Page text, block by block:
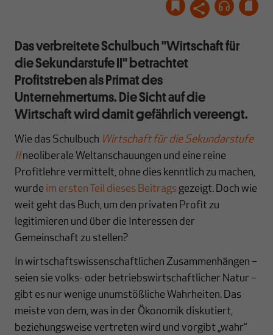
Das verbreitete Schulbuch "Wirtschaft für
die Sekundarstufe II" betrachtet
Profitstreben als Primat des
Unternehmertums. Die Sicht auf die
Wirtschaft wird damit gefährlich vereengt.
Wie das Schulbuch Wirtschaft für die Sekundarstufe
IIneoliberale Weltanschauungen und eine reine
Profitlehre vermittelt, ohne dies kenntlich zu machen,
wurde im ersten Teil dieses Beitragsgezeigt. Doch wie
weit geht das Buch, um den privaten Profit zu
legitimieren und über die Interessen der
Gemeinschaft zu stellen?
In wirtschaftswissenschaftlichen Zusammenhängen –
seien sie volks- oder betriebswirtschaftlicher Natur –
gibt es nur wenige unumstößliche Wahrheiten. Das
meiste von dem, was in der Ökonomik diskutiert,
beziehungsweise vertreten wird und vorgibt „wahr“